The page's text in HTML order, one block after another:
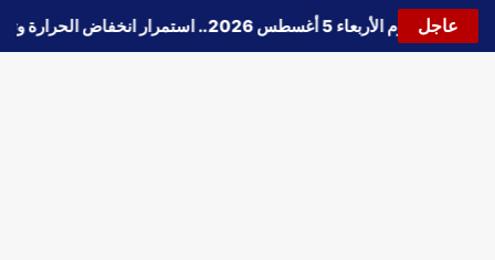
عاجل
حالة الطقس اليوم الأربعاء 5 أغسطس 2026.. استمرار انخفاض الحرارة وتحذيرات من الشبورة واضطراب الملاحة